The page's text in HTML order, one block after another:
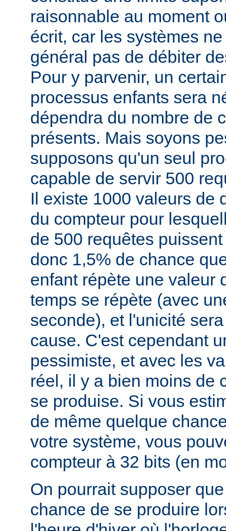
raisonnable au moment
écrit, car les systèmes
général pas de débiter
Pour y parvenir, un
processus enfants sera
dépendra du nombre de
présents. Mais soyons
supposons qu'un seul
capable de servir 500
Il existe 1000 valeurs de
du compteur pour
de 500 requêtes
donc 1,5% de chance
enfant répète une valeur
temps se répète (avec
seconde), et l'unicité
cause. C'est cependant
pessimiste, et avec les
réel, il y a bien moins de
se produise. Si vous
de même quelque
votre système, vous
compteur à 32 bits (en
On pourrait supposer
chance de se produire